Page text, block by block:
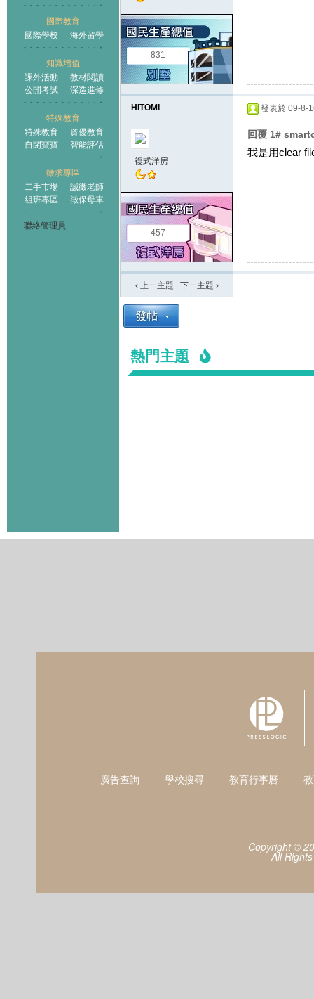
國際教育
國際學校
海外留學
知識增值
課外活動
教材閱讀
公開考試
深造進修
特殊教育
特殊教育
資優教育
自閉寶寶
智能評估
徵求專區
二手市場
誠徵老師
組班專區
徵保母車
聯絡管理員
831
HITOMI
複式洋房
457
發表於 09-8-
回覆 1#
我是用clear
‹ 上一主題 下一主題 ›
熱門主題
廣告查詢 學校搜尋 教育行事曆
Copyright ©
All